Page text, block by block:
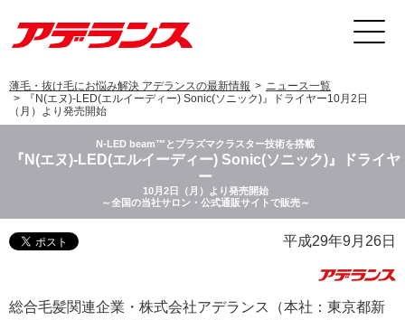
薄毛・抜け毛にお悩み解決 アデランスの最新情報
ニュース一覧
『N(エヌ)-LED(エルイーディー) Sonic(ソニック)』ドライヤー10月2日
（月）より発売開始
N-LED beam™とプラズマクラスター技術を搭載
『N(エヌ)-LED(エルイーディー) Sonic(ソニック)』ドライヤ
ー
10月2日（月）より発売開始
～全国の当社サロン・公式通販サイトで販売～
平成29年9月26日
総合毛髪関連企業・株式会社アデランス（本社：東京都新